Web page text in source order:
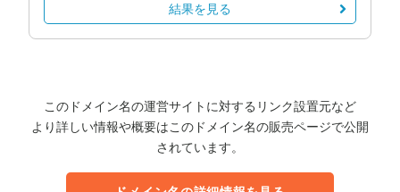
結果を見る
このドメイン名の運営サイトに対するリンク設置元など
より詳しい情報や概要はこのドメイン名の販売ページで公開
されています。